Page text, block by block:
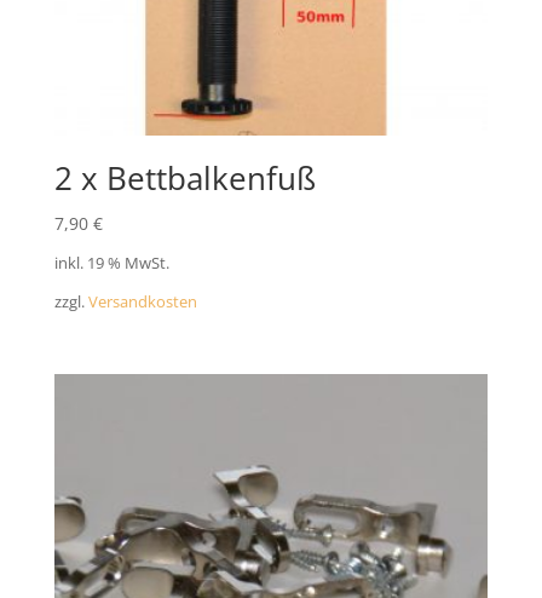
2 x Bettbalkenfuß
7,90 €
inkl. 19 % MwSt.
zzgl.Versandkosten